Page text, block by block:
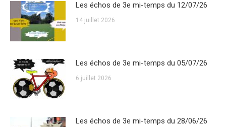
Les échos de 3e mi-temps du 12/07/26
14 juillet 2026
Les échos de 3e mi-temps du 05/07/26
6 juillet 2026
Les échos de 3e mi-temps du 28/06/26